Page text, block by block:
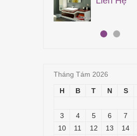
Tháng Tám 2026
H B T N S
3
4 5 6 7
10
11 12 13 14